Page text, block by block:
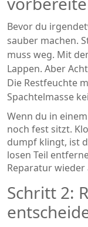
Bevor du
sauber machen.
muss weg. Mit
Lappen. Aber
Die Restfeuchte
Spachtelmasse
Wenn du in
noch fest sitzt.
dumpf klingt, ist
losen Teil
Reparatur wieder
Schritt 2: